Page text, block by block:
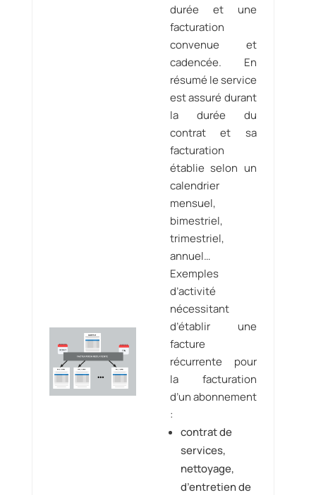
durée et une
facturation
convenue et
cadencée. En
résumé le service
est assuré durant
la durée du
contrat et sa
facturation
établie selon un
calendrier
mensuel,
bimestriel,
trimestriel,
annuel…
Exemples
d’activité
nécessitant
d’établir une
facture
récurrente pour
la facturation
d’un abonnement
:
contrat de
services,
nettoyage,
d’entretien de